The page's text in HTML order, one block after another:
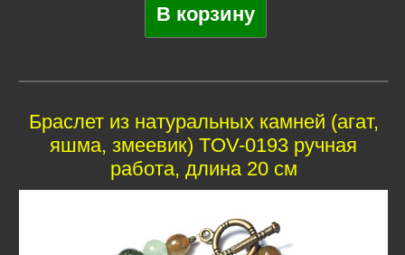
Браслет из натуральных камней (агат,
яшма, змеевик) TOV-0193 ручная
работа, длина 20 см